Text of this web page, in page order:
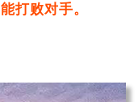
打败对手。